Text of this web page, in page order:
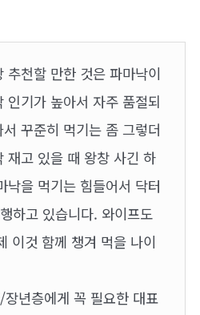
추천할 만한 것은 파마낙이
인기가 높아서 자주 품절되
꾸준히 먹기는 좀 그렇더
재고 있을 때 왕창 사긴 하
낙을 먹기는 힘들어서 닥터
하고 있습니다. 와이프도
이것 함께 챙겨 먹을 나이
년층에게 꼭 필요한 대표